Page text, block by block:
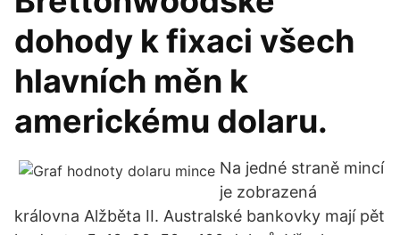
dohody k fixaci všech
hlavních měn k
americkému dolaru.
Na jedné straně mincí
je zobrazená
královna Alžběta II. Australské bankovky mají pět